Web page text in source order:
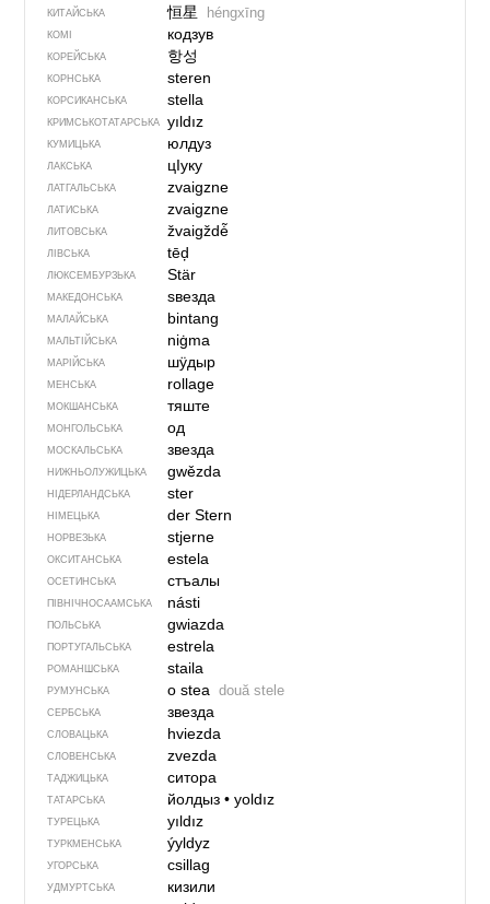
КИТАЙСЬКА 恒星 héngxīng
КОМІ кодзув
КОРЕЙСЬКА 항성
КОРНСЬКА steren
КОРСИКАНСЬКА stella
КРИМСЬКОТАТАРСЬКА yıldız
КУМИЦЬКА юлдуз
ЛАКСЬКА цIуку
ЛАТГАЛЬСЬКА zvaigzne
ЛАТИСЬКА zvaigzne
ЛИТОВСЬКА žvaigždė̃
ЛІВСЬКА tēḑ
ЛЮКСЕМБУРЗЬКА Stär
МАКЕДОНСЬКА ѕвезда
МАЛАЙСЬКА bintang
МАЛЬТІЙСЬКА niġma
МАРІЙСЬКА шӱдыр
МЕНСЬКА rollage
МОКШАНСЬКА тяште
МОНГОЛЬСЬКА од
МОСКАЛЬСЬКА звезда
НИЖНЬОЛУЖИЦЬКА gwězda
НІДЕРЛАНДСЬКА ster
НІМЕЦЬКА der Stern
НОРВЕЗЬКА stjerne
ОКСИТАНСЬКА estela
ОСЕТИНСЬКА стъалы
ПІВНІЧНОСААМСЬКА násti
ПОЛЬСЬКА gwiazda
ПОРТУГАЛЬСЬКА estrela
РОМАНШСЬКА staila
РУМУНСЬКА o stea două stele
СЕРБСЬКА звезда
СЛОВАЦЬКА hviezda
СЛОВЕНСЬКА zvezda
ТАДЖИЦЬКА ситора
ТАТАРСЬКА йолдыз• yoldız
ТУРЕЦЬКА yıldız
ТУРКМЕНСЬКА ýyldyz
УГОРСЬКА csillag
УДМУРТСЬКА кизили